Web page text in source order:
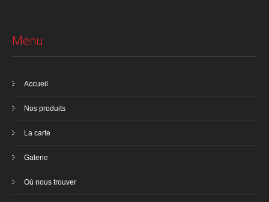
Menu
Accueil
Nos produits
La carte
Galerie
Où nous trouver